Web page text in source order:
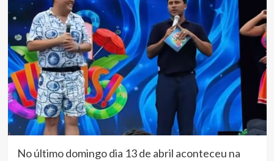
No último domingo dia 13 de abril aconteceu na